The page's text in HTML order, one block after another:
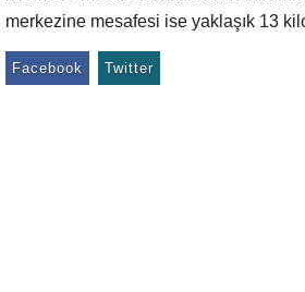
merkezine mesafesi ise yaklaşık 13
Facebook Twitter